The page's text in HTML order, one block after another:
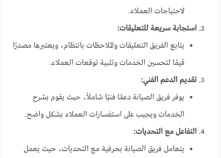
لاحتياجات العملاء.
استجابة سريعة للتعليقات:
يتابع الفريق التعليقات والملاحظات بانتظام، ويعتبرها مصدرًا
قيمًا لتحسين الخدمات وتلبية توقعات العملاء.
تقديم الدعم الفني:
يوفر فريق الصيانة دعمًا فنيًا شاملاً، حيث يقوم بشرح
الخدمات ويجيب على استفسارات العملاء بشكل واضح.
التفاعل مع التحديات:
يتعامل فريق الصيانة بحرفية مع التحديات، حيث يعمل